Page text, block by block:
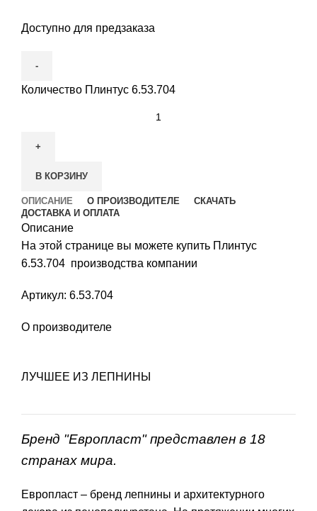
Доступно для предзаказа
Количество Плинтус 6.53.704
В КОРЗИНУ
ОПИСАНИЕ О ПРОИЗВОДИТЕЛЕ
СКАЧАТЬ
ДОСТАВКА И ОПЛАТА
Описание
На этой странице вы можете купить Плинтус
6.53.704 производства компании
Артикул: 6.53.704
О производителе
ЛУЧШЕЕ ИЗ ЛЕПНИНЫ
Бренд "Европласт" представлен в 18
странах мира.
Европласт – бренд лепнины и архитектурного